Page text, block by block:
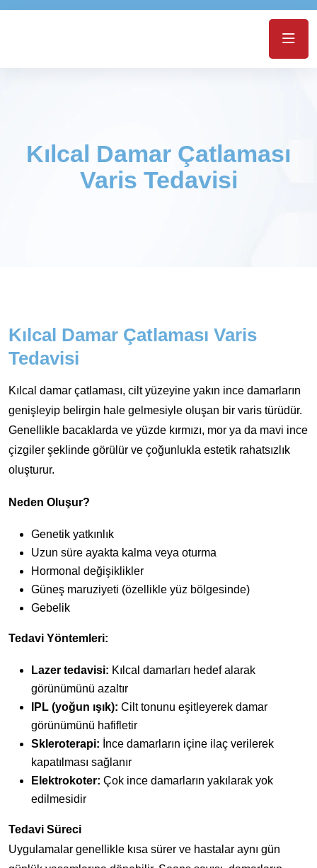
Kılcal Damar Çatlaması
Varis Tedavisi
Kılcal Damar Çatlaması Varis
Tedavisi
Kılcal damar çatlaması, cilt yüzeyine yakın ince damarların
genişleyip belirgin hale gelmesiyle oluşan bir varis türüdür.
Genellikle bacaklarda ve yüzde kırmızı, mor ya da mavi ince
çizgiler şeklinde görülür ve çoğunlukla estetik rahatsızlık
oluşturur.
Neden Oluşur?
Genetik yatkınlık
Uzun süre ayakta kalma veya oturma
Hormonal değişiklikler
Güneş maruziyeti (özellikle yüz bölgesinde)
Gebelik
Tedavi Yöntemleri:
Lazer tedavisi: Kılcal damarları hedef alarak
görünümünü azaltır
IPL (yoğun ışık): Cilt tonunu eşitleyerek damar
görünümünü hafifletir
Skleroterapi: İnce damarların içine ilaç verilerek
kapatılması sağlanır
Elektrokoter: Çok ince damarların yakılarak yok
edilmesidir
Tedavi Süreci
Uygulamalar genellikle kısa sürer ve hastalar aynı gün